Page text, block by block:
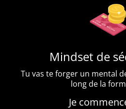
Mindset de
Tu vas te forger un mental
long de la
Je